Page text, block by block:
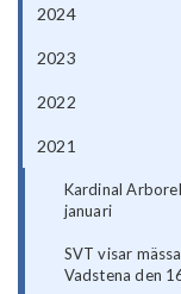
2024
2023
2022
2021
Kardinal
januari
SVT visar
Vadstena den